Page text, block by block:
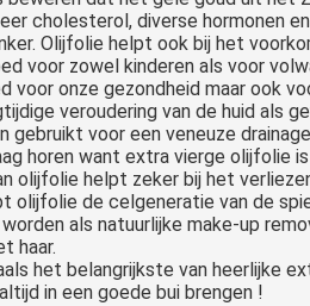
cholesterol, diverse hormonen
Olijfolie helpt ook bij het
voor zowel kinderen als voor
voor onze gezondheid maar ook
veroudering van de huid als
gebruikt voor een veneuze
horen want extra vierge olijfolie
olijfolie helpt zeker bij het
olijfolie de celgeneratie van de
als natuurlijke make-up
haar.
het belangrijkste van heerlijke
in een goede bui brengen !